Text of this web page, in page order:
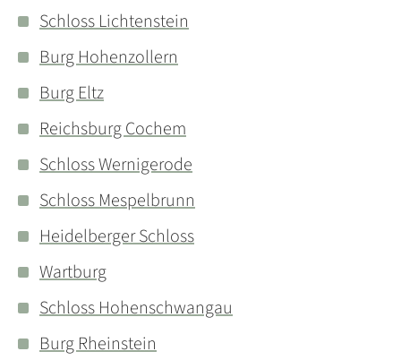
Schloss Lichtenstein
Burg Hohenzollern
Burg Eltz
Reichsburg Cochem
Schloss Wernigerode
Schloss Mespelbrunn
Heidelberger Schloss
Wartburg
Schloss Hohenschwangau
Burg Rheinstein